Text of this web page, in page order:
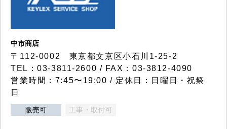
中市商店
〒112-0002 東京都文京区小石川1-25-2
TEL：03-3811-2600 / FAX：03-3812-4090
営業時間：7:45〜19:00 / 定休日：日曜日・祝祭
日
販売可 工事・取付可